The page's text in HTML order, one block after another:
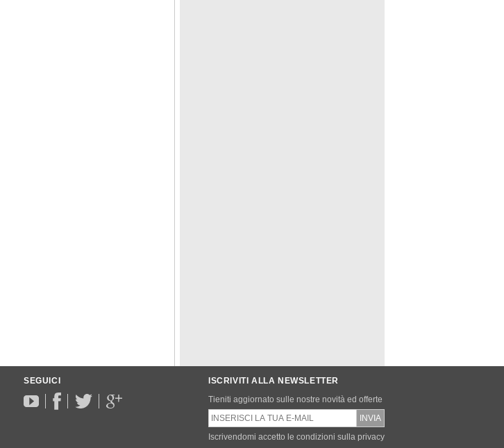
SEGUICI
ISCRIVITI ALLA NEWSLETTER
Tieniti aggiornato sulle nostre novità ed offerte
Iscrivendomi accetto le condizioni sulla privacy